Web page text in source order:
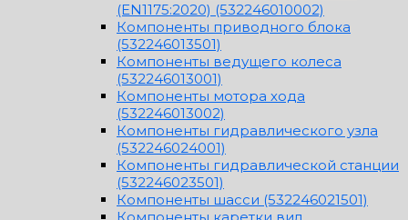
(EN1175:2020) (532246010002)
Компоненты приводного блока
(532246013501)
Компоненты ведущего колеса
(532246013001)
Компоненты мотора хода
(532246013002)
Компоненты гидравлического узла
(532246024001)
Компоненты гидравлической станции
(532246023501)
Компоненты шасси (532246021501)